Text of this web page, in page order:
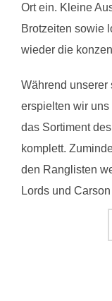
Ort ein. Kleine
Brotzeiten sowie
wieder die
Während
erspielten wir
das Sortiment
komplett.
den Ranglisten
Lords und